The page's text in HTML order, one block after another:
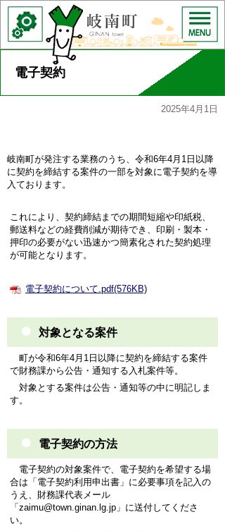
電子契約
2025年4月1日
岐南町が発注する業務のうち、令和6年4月1日以降
に契約を締結する案件の一部を対象に電子契約を導
入ております。
これにより、契約締結までの期間短縮や印紙税、
郵送料などの経費削減が期待でき、印刷・製本・
押印の必要がない迅速かつ簡素化された契約処理
が可能となります。
電子契約について.pdf(576KB)
対象となる案件
町が令和6年4月1日以降に契約を締結する案件
で財務課から公告・通知する入札案件等。
対象とする案件は公告・通知等の中に明記しま
す。
電子契約の方法
電子契約の対象案件で、電子契約を希望する場
合は「電子契約利用申出書」に必要事項を記入の
うえ、財務課代表メール
「zaimu@town.ginan.lg.jp」に送付してくださ
い。